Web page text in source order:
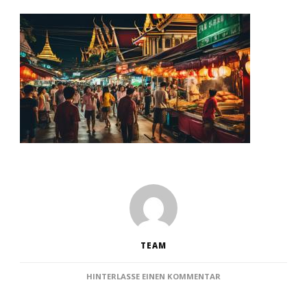
TEAM
HINTERLASSE EINEN KOMMENTAR